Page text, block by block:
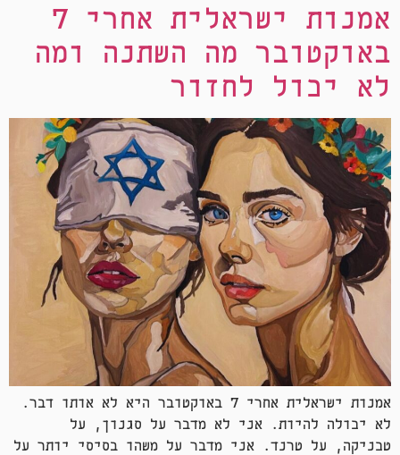
אמנות ישראלית אחרי 7
באוקטובר מה השתנה ומה
לא יכול לחזור
אמנות ישראלית אחרי 7 באוקטובר היא לא אותו דבר.
לא יכולה להיות. אני לא מדבר על סגנון, על
טכניקה, על טרנד. אני מדבר על משהו בסיסי יותר על